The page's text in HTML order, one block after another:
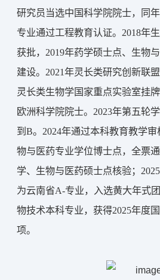
研究员当选中国科学院院士，同
专业通过工程教育认证。2018年
获批，2019年药学硕士点、生物
建设。2021年灵长类研究创新联
灵长类生物学国家重点实验室挂
欧洲科学院院士。2023年第五轮
到B。2024年通过本科教育教学
物与医药专业学位博士点，全票
学、生物与医药硕士点核验；
为云南省A-专业，入选黄大年式
物技术本科专业，获得2025年度
项。